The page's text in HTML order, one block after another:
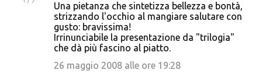
Una pietanza che sintetizza bellezza e bontà,
strizzando l'occhio al mangiare salutare con
gusto: bravissima!
Irrinunciabile la presentazione da "trilogia"
che dà più fascino al piatto.
26 maggio 2008 alle ore 19:28